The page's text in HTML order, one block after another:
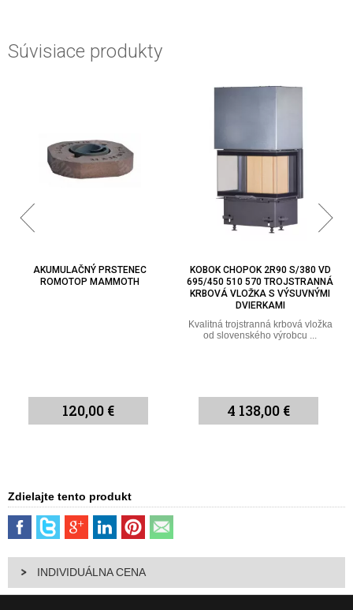
Súvisiace produkty
AKUMULAČNÝ PRSTENEC
ROMOTOP MAMMOTH
120,00 €
KOBOK CHOPOK 2R90 S/380 VD
695/450 510 570 TROJSTRANNÁ
KRBOVÁ VLOŽKA S VÝSUVNÝMI
DVIERKAMI
Kvalitná trojstranná krbová vložka
od slovenského výrobcu ...
4 138,00 €
Zdielajte tento produkt
INDIVIDUÁLNA CENA